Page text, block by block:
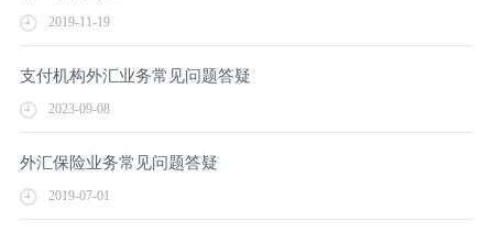
2019-11-19
支付机构外汇业务常见问题答疑
2023-09-08
外汇保险业务常见问题答疑
2019-07-01